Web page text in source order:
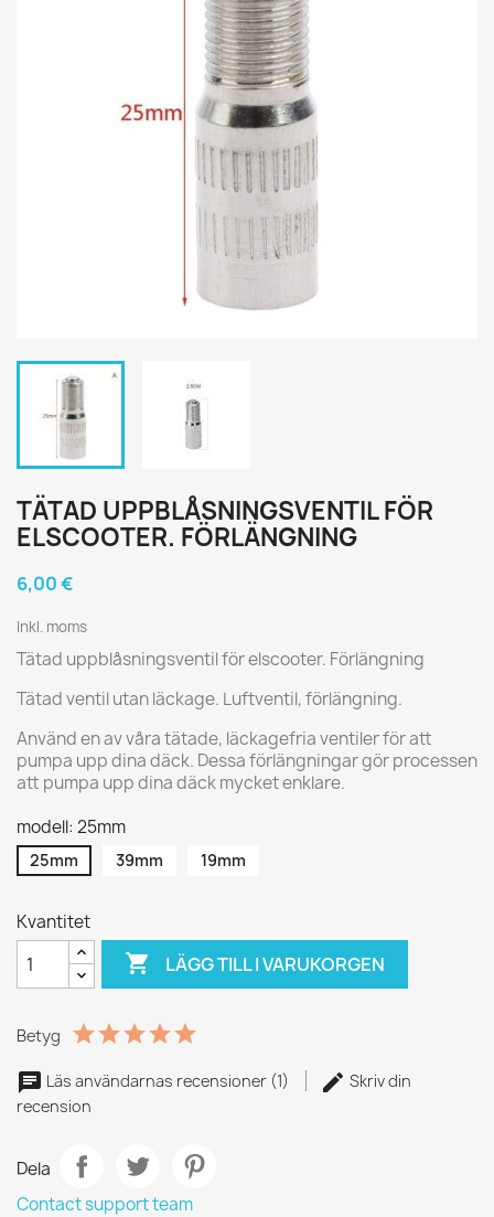
TÄTAD UPPBLÅSNINGSVENTIL FÖR
ELSCOOTER. FÖRLÄNGNING
6,00 €
Inkl. moms
Tätad uppblåsningsventil för elscooter. Förlängning
Tätad ventil utan läckage. Luftventil, förlängning.
Använd en av våra tätade, läckagefria ventiler för att
pumpa upp dina däck. Dessa förlängningar gör processen
att pumpa upp dina däck mycket enklare.
modell: 25mm
25mm 39mm 19mm
Kvantitet
 LÄGG TILL I VARUKORGEN
Betyg
Läs användarnas recensioner (1)
Skriv din
recension
Dela
Contact support team